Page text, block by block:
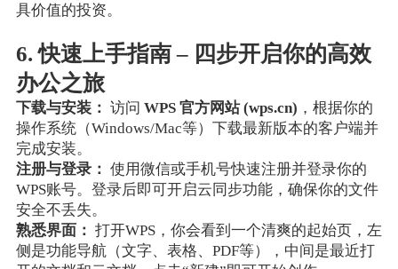
具价值的投资。
6. 快速上手指南 – 四步开启你的高效
办公之旅
下载与安装： 访问 WPS 官方网站 (wps.cn) ，根据你的
操作系统（Windows/Mac等）下载最新版本的客户端并
完成安装。
注册与登录： 使用微信或手机号快速注册并登录你的
WPS账号。登录后即可开启云同步功能，确保你的文件
安全不丢失。
熟悉界面： 打开WPS，你会看到一个清爽的起始页，左
侧是功能导航（文字、表格、PDF等），中间是最近打